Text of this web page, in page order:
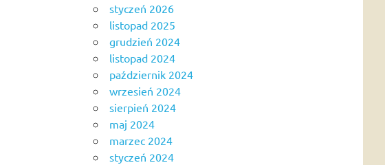
styczeń 2026
listopad 2025
grudzień 2024
listopad 2024
październik 2024
wrzesień 2024
sierpień 2024
maj 2024
marzec 2024
styczeń 2024